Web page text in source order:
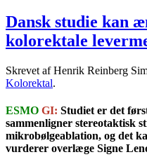
Dansk studie kan
kolorektale
Skrevet af Henrik Reinberg
Kolorektal.
ESMO GI: Studiet er det
sammenligner stereotaktisk
mikrobølgeablation, og det
vurderer overlæge Signe